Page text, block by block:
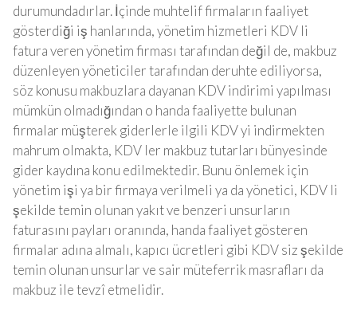
durumundadırlar. İçinde muhtelif firmaların faaliyet
gösterdiği iş hanlarında, yönetim hizmetleri KDV li
fatura veren yönetim firması tarafından değil de, makbuz
düzenleyen yöneticiler tarafından deruhte ediliyorsa,
söz konusu makbuzlara dayanan KDV indirimi yapılması
mümkün olmadığından o handa faaliyette bulunan
firmalar müşterek giderlerle ilgili KDV yi indirmekten
mahrum olmakta, KDV ler makbuz tutarları bünyesinde
gider kaydına konu edilmektedir. Bunu önlemek için
yönetim işi ya bir firmaya verilmeli ya da yönetici, KDV li
şekilde temin olunan yakıt ve benzeri unsurların
faturasını payları oranında, handa faaliyet gösteren
firmalar adına almalı, kapıcı ücretleri gibi KDV siz şekilde
temin olunan unsurlar ve sair müteferrik masrafları da
makbuz ile tevzî etmelidir.